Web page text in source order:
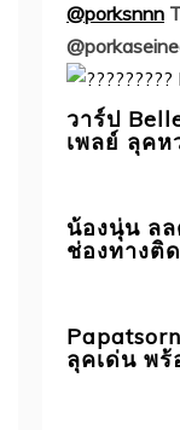
@porksnnn
วาร์ป
เพลย์ ลุค
น้องนุ่น ลล
ช่องทางติ
ลุคเด่น พ